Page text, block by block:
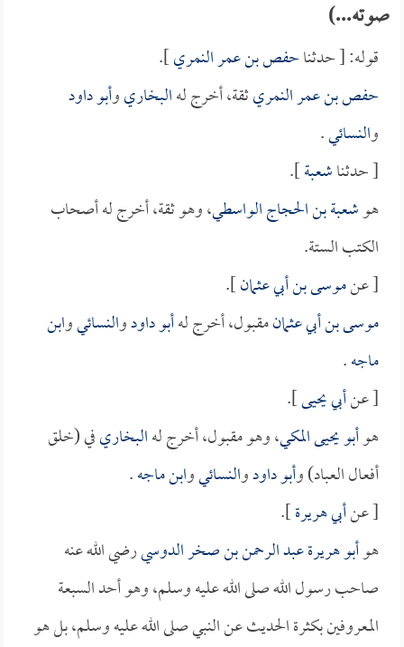
صوته...)
قوله: [ حدثناحفص بن عمر النمري].
حفص بن عمر النمريثقة، أخرج لهالبخاريوأبو داود
والنسائي.
[ حدثناشعبة].
هوشعبة بن الحجاج الواسطي، وهو ثقة، أخرج له أصحاب
الكتب الستة.
[ عنموسى بن أبي عثمان].
موسى بن أبي عثمانمقبول، أخرج لهأبو داودوالنسائيوابن
ماجه.
[ عنأبي يحيى].
هوأبو يحيى المكي، وهو مقبول، أخرج لهالبخاريفي (خلق
أفعال العباد) وأبو داودوالنسائيوابن ماجه.
[ عنأبي هريرة].
هوأبو هريرة عبد الرحمن بن صخر الدوسيرضي الله عنه
صاحب رسول الله صلى الله عليه وسلم، وهو أحد السبعة
المعروفين بكثرة الحديث عن النبي صلى الله عليه وسلم، بل هو